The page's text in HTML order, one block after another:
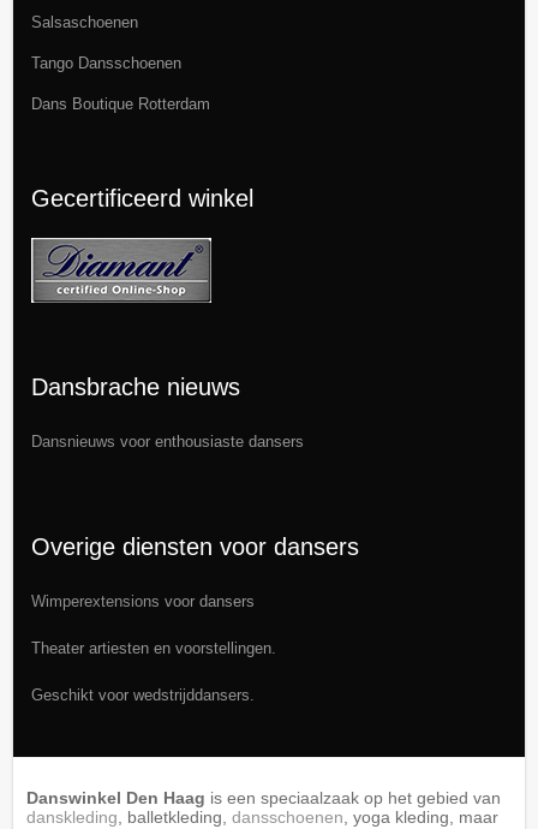
Salsaschoenen
Tango Dansschoenen
Dans Boutique Rotterdam
Gecertificeerd winkel
Dansbrache nieuws
Dansnieuws voor enthousiaste dansers
Overige diensten voor dansers
Wimperextensions voor dansers
Theater artiesten en voorstellingen.
Geschikt voor wedstrijddansers.
Danswinkel Den Haag is een speciaalzaak op het gebied van
danskleding , balletkleding, dansschoenen , yoga kleding, maar